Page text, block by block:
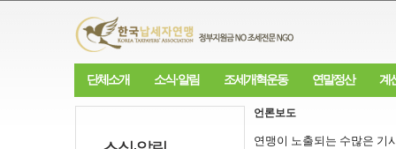
단체소개 소식·알림 조세개혁운동 연말정산 계
언론보도
연맹이 노출되는 수많은 기